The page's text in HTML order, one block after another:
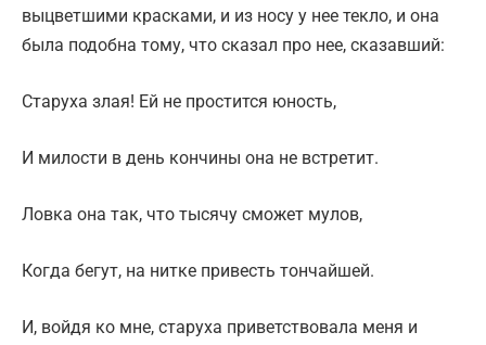
выцветшими красками, и из носу у нее текло, и она
была подобна тому, что сказал про нее, сказавший:
Старуха злая! Ей не простится юность,
И милости в день кончины она не встретит.
Ловка она так, что тысячу сможет мулов,
Когда бегут, на нитке привесть тончайшей.
И, войдя ко мне, старуха приветствовала меня и